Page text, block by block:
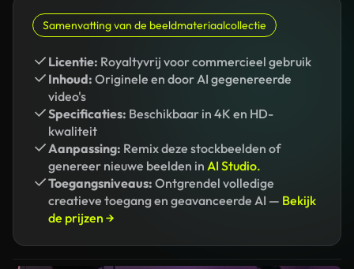
Samenvatting van de beeldmateriaalcollectie
Licentie: Royaltyvrij voor commercieel gebruik
Inhoud: Originele en door AI gegenereerde
video's
Specificaties: Beschikbaar in 4K en HD-
kwaliteit
Aanpassing: Remix deze stockbeelden of
genereer nieuwe beelden in AI Studio.
Toegangsniveaus: Ontgrendel volledige
creatieve toegang en geavanceerde AI — Bekijk
de prijzen →